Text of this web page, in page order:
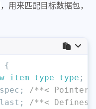
用来匹配目标数据包，
{
type ;
/**< Pointer
/**< Defines